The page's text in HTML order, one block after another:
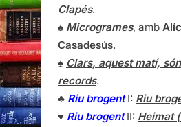
Clapés.
♠ Microgrames, amb
Casadesús.
♠ Clars, aquest matí,
records.
♣ Riu brogentI: Riu
♥ Riu brogentII: Heimat